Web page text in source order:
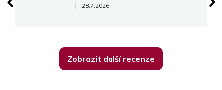
Hodnocení obchodu je 5 z 5 hvězdiček.
| 28.7.2026
Zobrazit další recenze